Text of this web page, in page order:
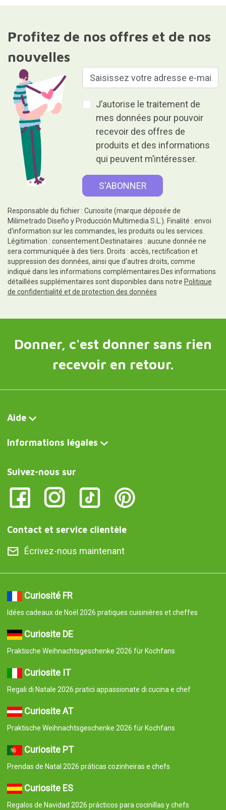
Profitez de nos offres et de nos
nouvelles
J’autorise le traitement de
mes données pour pouvoir
recevoir des offres de
produits et des informations
qui peuvent m’intéresser.
Responsable du fichier : Curiosite (marque déposée de
Milimetrado Diseño y Producción Multimedia S.L.). Finalité : envoi
d'information sur les commandes, les produits ou les services.
Légitimation : consentement.Destinataires : aucune donnée ne
sera communiquée à des tiers. Droits : accès, rectification et
suppression des données, ainsi que d'autres droits, comme
indiqué dans les informations complémentaires.Des informations
détaillées supplémentaires sont disponibles dans notre Politique
de confidentialité et de protection des données
Donner, c'est donner sans rien
recevoir en retour.
Aide
Informations légales
Suivez-nous sur
Contact et service clientèle
Écrivez-nous maintenant
Curiosité FR
Idées cadeaux de Noël 2026 pratiques cuisinières et cheffes
Curiosite DE
Praktische Weihnachtsgeschenke 2026 für Kochfans
Curiosite IT
Regali di Natale 2026 pratici appassionate di cucina e chef
Curiosite AT
Praktische Weihnachtsgeschenke 2026 für Kochfans
Curiosite PT
Prendas de Natal 2026 práticas cozinheiras e chefs
Curiosite ES
Regalos de Navidad 2026 prácticos para cocinillas y chefs